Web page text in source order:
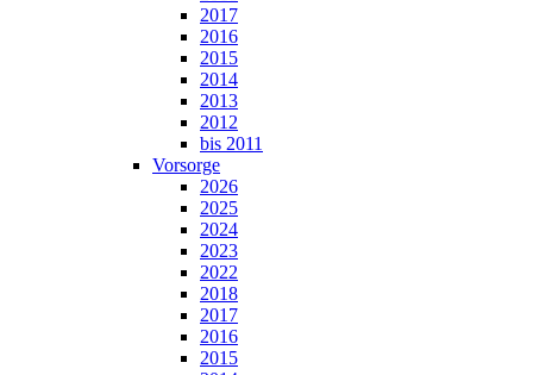
2017
2016
2015
2014
2013
2012
bis 2011
Vorsorge
2026
2025
2024
2023
2022
2018
2017
2016
2015